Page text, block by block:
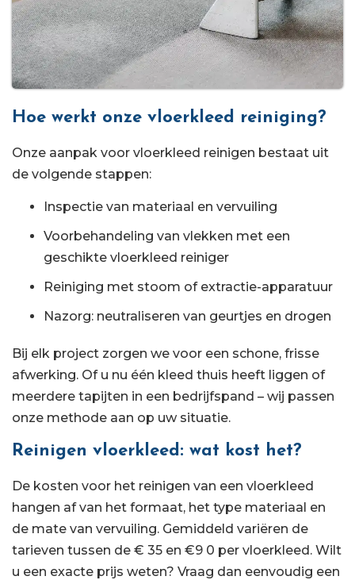
Hoe werkt onze vloerkleed reiniging?
Onze aanpak voor vloerkleed reinigen bestaat uit
de volgende stappen:
Inspectie van materiaal en vervuiling
Voorbehandeling van vlekken met een
geschikte vloerkleed reiniger
Reiniging met stoom of extractie-apparatuur
Nazorg: neutraliseren van geurtjes en drogen
Bij elk project zorgen we voor een schone, frisse
afwerking. Of u nu één kleed thuis heeft liggen of
meerdere tapijten in een bedrijfspand – wij passen
onze methode aan op uw situatie.
Reinigen vloerkleed: wat kost het?
De kosten voor het reinigen van een vloerkleed
hangen af van het formaat, het type materiaal en
de mate van vervuiling. Gemiddeld variëren de
tarieven tussen de € 35 en €9 0 per vloerkleed. Wilt
u een exacte prijs weten? Vraag dan eenvoudig een